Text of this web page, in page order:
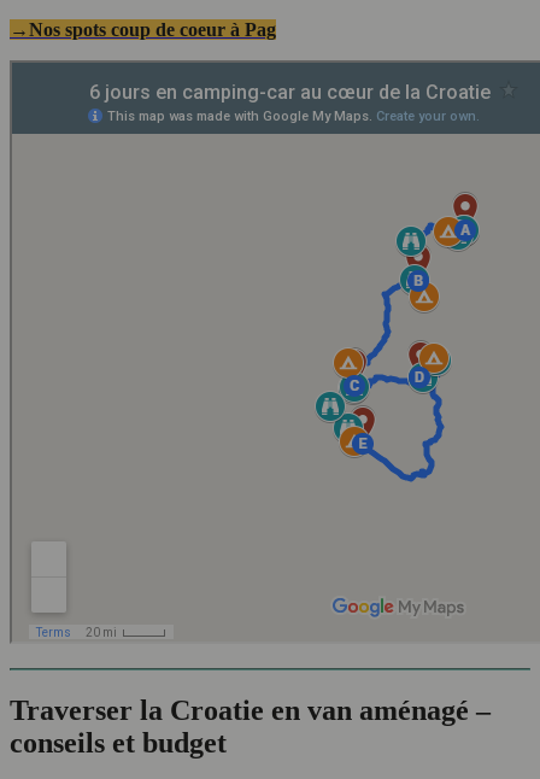
→Nos spots coup de coeur à Pag
Traverser la Croatie en van aménagé –
conseils et budget